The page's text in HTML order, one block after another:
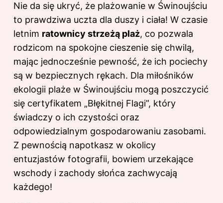
Nie da się ukryć, że plażowanie w Świnoujściu
to prawdziwa uczta dla duszy i ciała! W czasie
letnim ratownicy strzeżą plaż, co pozwala
rodzicom na spokojne cieszenie się chwilą,
mając jednocześnie pewność, że ich pociechy
są w bezpiecznych rękach. Dla miłośników
ekologii plaże w Świnoujściu mogą poszczycić
się certyfikatem „Błękitnej Flagi”, który
świadczy o ich czystości oraz
odpowiedzialnym gospodarowaniu zasobami.
Z pewnością napotkasz w okolicy
entuzjastów fotografii, bowiem urzekające
wschody i zachody słońca zachwycają
każdego!